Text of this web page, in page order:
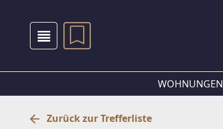
WOHNUNGEN
Zurück zur Trefferliste